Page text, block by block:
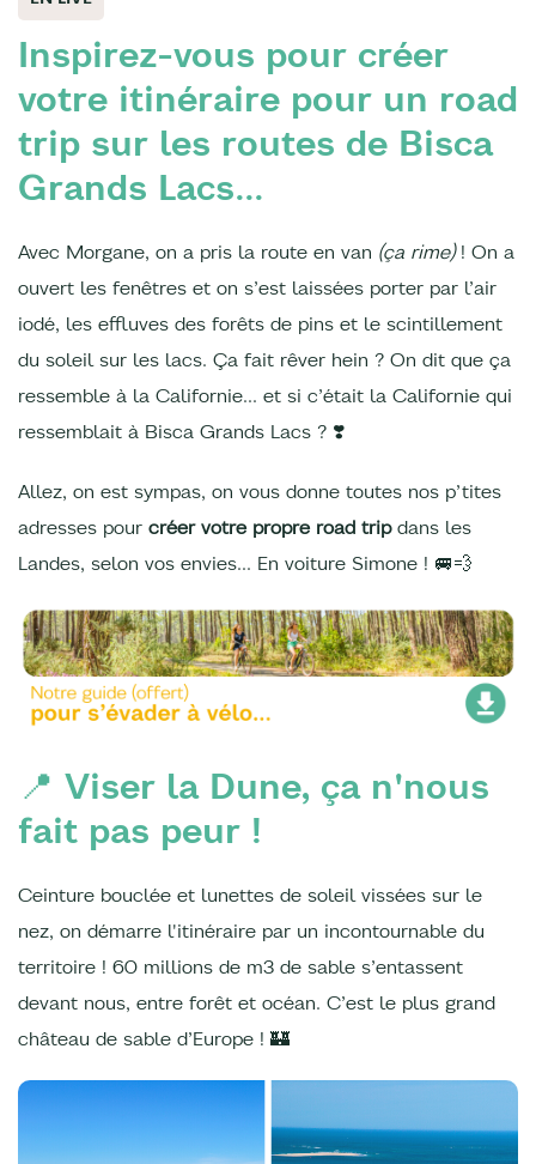
Inspirez-vous pour créer
votre itinéraire pour un road
trip sur les routes de Bisca
Grands Lacs...
Avec Morgane, on a pris la route en van (ça rime)! On a
ouvert les fenêtres et on s’est laissées porter par l’air
iodé, les effluves des forêts de pins et le scintillement
du soleil sur les lacs. Ça fait rêver hein ? On dit que ça
ressemble à la Californie… et si c’était la Californie qui
ressemblait à Bisca Grands Lacs ? ❣️
Allez, on est sympas, on vous donne toutes nos p’tites
adresses pour créer votre propre road tripdans les
Landes, selon vos envies… En voiture Simone ! 🚐💨
📍 Viser la Dune, ça n'nous
fait pas peur !
Ceinture bouclée et lunettes de soleil vissées sur le
nez, on démarre l'itinéraire par un incontournable du
territoire ! 60 millions de m3 de sable s’entassent
devant nous, entre forêt et océan. C’est le plus grand
château de sable d’Europe ! 🏰